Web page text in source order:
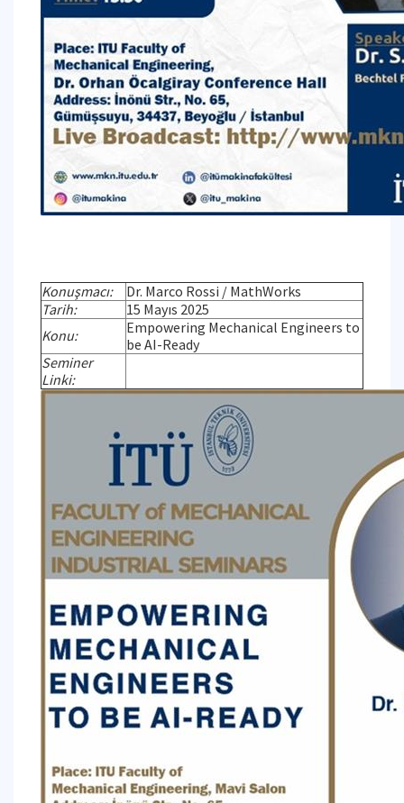
Konuşmacı:
Dr. Marco Rossi / MathWorks
Tarih:
15 Mayıs 2025
Konu:
Empowering Mechanical Engineers to
be AI-Ready
Seminer
Linki: